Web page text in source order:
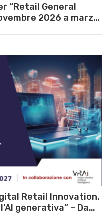
“Retail General
2026 a marzo
Retail Innovation.
generativa” – Da